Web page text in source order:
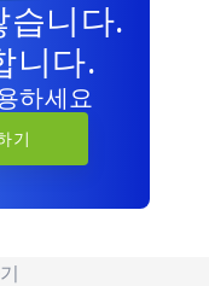
습니다.
니다.
하세요
기